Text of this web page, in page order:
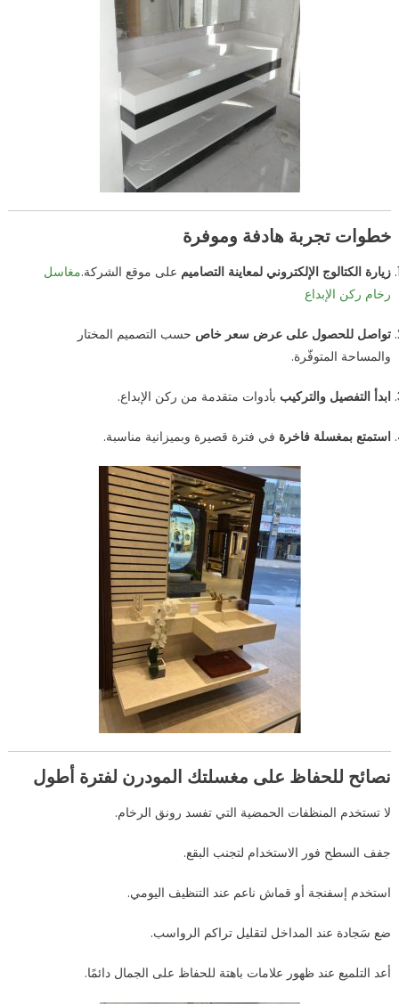
خطوات تجربة هادفة وموفرة
زيارة الكتالوج الإلكتروني لمعاينة التصاميم على موقع الشركة.مغاسل
رخام ركن الإبداع
تواصل للحصول على عرض سعر خاص حسب التصميم المختار
والمساحة المتوفّرة.
ابدأ التفصيل والتركيب بأدوات متقدمة من ركن الإبداع.
استمتع بمغسلة فاخرة في فترة قصيرة وبميزانية مناسبة.
نصائح للحفاظ على مغسلتك المودرن لفترة أطول
لا تستخدم المنظفات الحمضية التي تفسد رونق الرخام.
جفف السطح فور الاستخدام لتجنب البقع.
استخدم إسفنجة أو قماش ناعم عند التنظيف اليومي.
ضع سَجادة عند المداخل لتقليل تراكم الرواسب.
أعد التلميع عند ظهور علامات باهتة للحفاظ على الجمال دائمًا.